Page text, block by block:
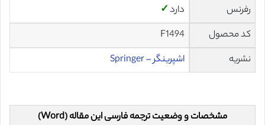
رفرنس دارد✓
کد محصول
F1494
نشریه
اشپرینگر – Springer
مشخصات و وضعیت ترجمه فارسی این مقاله (Word)